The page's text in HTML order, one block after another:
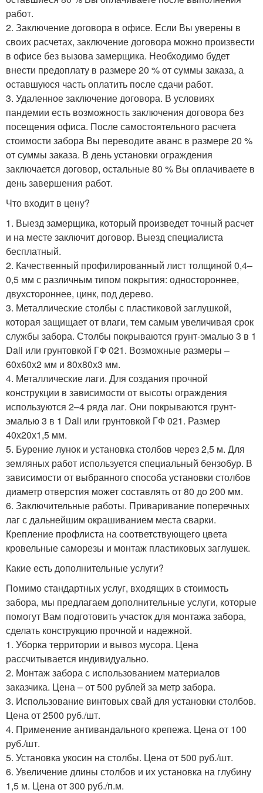
работ.
2. Заключение договора в офисе. Если Вы уверены в
своих расчетах, заключение договора можно произвести
в офисе без вызова замерщика. Необходимо будет
внести предоплату в размере 20 % от суммы заказа, а
оставшуюся часть оплатить после сдачи работ.
3. Удаленное заключение договора. В условиях
пандемии есть возможность заключения договора без
посещения офиса. После самостоятельного расчета
стоимости забора Вы переводите аванс в размере 20 %
от суммы заказа. В день установки ограждения
заключается договор, остальные 80 % Вы оплачиваете в
день завершения работ.
Что входит в цену?
1. Выезд замерщика, который произведет точный расчет
и на месте заключит договор. Выезд специалиста
бесплатный.
2. Качественный профилированный лист толщиной 0,4–
0,5 мм с различным типом покрытия: одностороннее,
двухстороннее, цинк, под дерево.
3. Металлические столбы с пластиковой заглушкой,
которая защищает от влаги, тем самым увеличивая срок
службы забора. Столбы покрываются грунт-эмалью 3 в 1
Dali или грунтовкой ГФ 021. Возможные размеры –
60x60х2 мм и 80x80х3 мм.
4. Металлические лаги. Для создания прочной
конструкции в зависимости от высоты ограждения
используются 2–4 ряда лаг. Они покрываются грунт-
эмалью 3 в 1 Dali или грунтовкой ГФ 021. Размер
40х20х1,5 мм.
5. Бурение лунок и установка столбов через 2,5 м. Для
земляных работ используется специальный бензобур. В
зависимости от выбранного способа установки столбов
диаметр отверстия может составлять от 80 до 200 мм.
6. Заключительные работы. Приваривание поперечных
лаг с дальнейшим окрашиванием места сварки.
Крепление профлиста на соответствующего цвета
кровельные саморезы и монтаж пластиковых заглушек.
Какие есть дополнительные услуги?
Помимо стандартных услуг, входящих в стоимость
забора, мы предлагаем дополнительные услуги, которые
помогут Вам подготовить участок для монтажа забора,
сделать конструкцию прочной и надежной.
1. Уборка территории и вывоз мусора. Цена
рассчитывается индивидуально.
2. Монтаж забора с использованием материалов
заказчика. Цена – от 500 рублей за метр забора.
3. Использование винтовых свай для установки столбов.
Цена от 2500 руб./шт.
4. Применение антивандального крепежа. Цена от 100
руб./шт.
5. Установка укосин на столбы. Цена от 500 руб./шт.
6. Увеличение длины столбов и их установка на глубину
1,5 м. Цена от 300 руб./п.м.